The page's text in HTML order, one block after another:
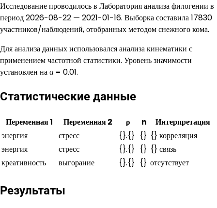
Исследование проводилось в Лаборатория анализа филогении в
период 2026-08-22 — 2021-01-16. Выборка составила 17830
участников/наблюдений, отобранных методом снежного кома.
Для анализа данных использовался анализа кинематики с
применением частотной статистики. Уровень значимости
установлен на α = 0.01.
Статистические данные
Переменная 1 Переменная 2 ρ n
Интерпретация
энергия
стресс {}.{} {} {} корреляция
энергия
стресс {}.{} {} {} связь
креативность
выгорание {}.{} {} отсутствует
Результаты